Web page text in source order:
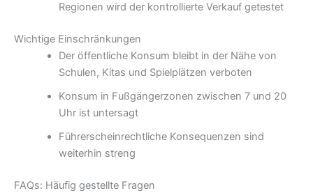
Regionen wird der kontrollierte Verkauf getestet
Wichtige Einschränkungen
Der öffentliche Konsum bleibt in der Nähe von
Schulen, Kitas und Spielplätzen verboten
Konsum in Fußgängerzonen zwischen 7 und 20
Uhr ist untersagt
Führerscheinrechtliche Konsequenzen sind
weiterhin streng
FAQs: Häufig gestellte Fragen